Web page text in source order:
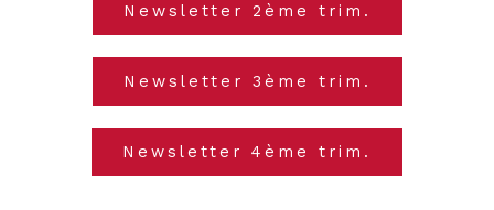
Newsletter 2ème trim.
Newsletter 3ème trim.
Newsletter 4ème trim.